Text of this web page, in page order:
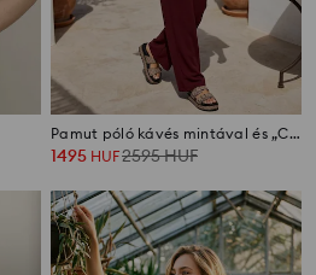
Pamut póló kávés mintával és „Coffee Club More” felirattal
1495 HUF2595HUF